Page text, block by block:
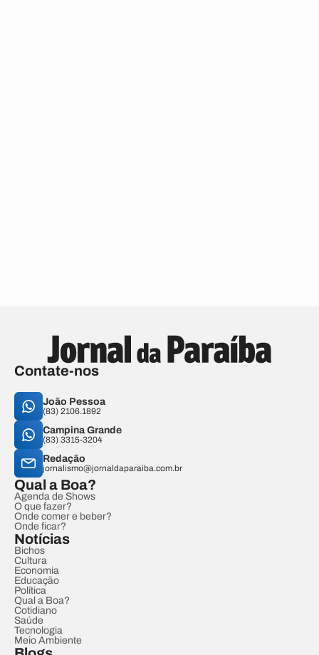
Contate-nos
João Pessoa
(83) 2106.1892
Campina Grande
(83) 3315-3204
Redação
jornalismo@jornaldaparaiba.com.br
Qual a Boa?
Agenda de Shows
O que fazer?
Onde comer e beber?
Onde ficar?
Notícias
Bichos
Cultura
Economia
Educação
Política
Qual a Boa?
Cotidiano
Saúde
Tecnologia
Meio Ambiente